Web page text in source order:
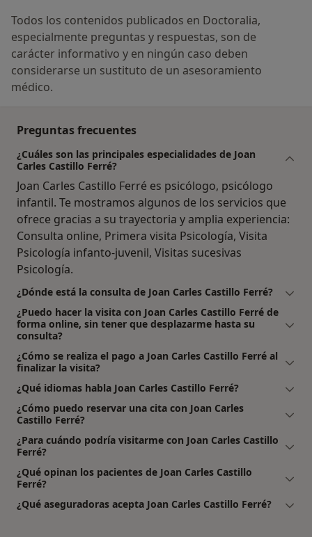
Todos los contenidos publicados en Doctoralia,
especialmente preguntas y respuestas, son de
carácter informativo y en ningún caso deben
considerarse un sustituto de un asesoramiento
médico.
Preguntas frecuentes
¿Cuáles son las principales especialidades de Joan
Carles Castillo Ferré?
Joan Carles Castillo Ferré es psicólogo, psicólogo
infantil. Te mostramos algunos de los servicios que
ofrece gracias a su trayectoria y amplia experiencia:
Consulta online, Primera visita Psicología, Visita
Psicología infanto-juvenil, Visitas sucesivas
Psicología.
¿Dónde está la consulta de Joan Carles Castillo Ferré?
¿Puedo hacer la visita con Joan Carles Castillo Ferré de
forma online, sin tener que desplazarme hasta su
consulta?
¿Cómo se realiza el pago a Joan Carles Castillo Ferré al
finalizar la visita?
¿Qué idiomas habla Joan Carles Castillo Ferré?
¿Cómo puedo reservar una cita con Joan Carles
Castillo Ferré?
¿Para cuándo podría visitarme con Joan Carles Castillo
Ferré?
¿Qué opinan los pacientes de Joan Carles Castillo
Ferré?
¿Qué aseguradoras acepta Joan Carles Castillo Ferré?